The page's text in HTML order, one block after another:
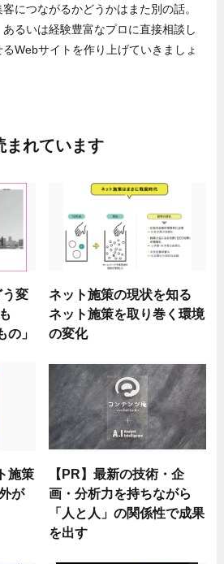
につながるかどうかはまた別の話。
るいは経験豊富なプロに直接相談し
Webサイトを作り上げていきましょ
まれています
変
の」
ネット施策の現状を知る
ネット施策を取り巻く環境
の変化
施策
が
【PR】最新の技術・企
画・分析力を持ちながら
「人と人」の関係性で成果
を出す